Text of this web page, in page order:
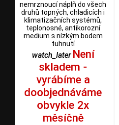
nemrznoucí náplň do všech
druhů topných, chladicích i
klimatizačních systémů,
teplonosné, antikorozní
medium s nízkým bodem
tuhnutí
watch_later Není
skladem -
vyrábíme a
doobjednáváme
obvykle 2x
měsíčně